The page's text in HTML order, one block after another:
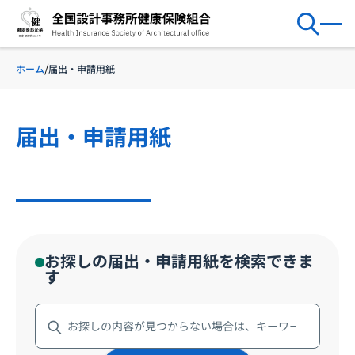
ホーム 届出・申請用紙
届出・申請用紙
お探しの届出・申請用紙を検索できま
す